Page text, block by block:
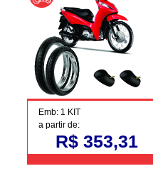
Emb: 1 KIT
a partir de:
R$ 353,31